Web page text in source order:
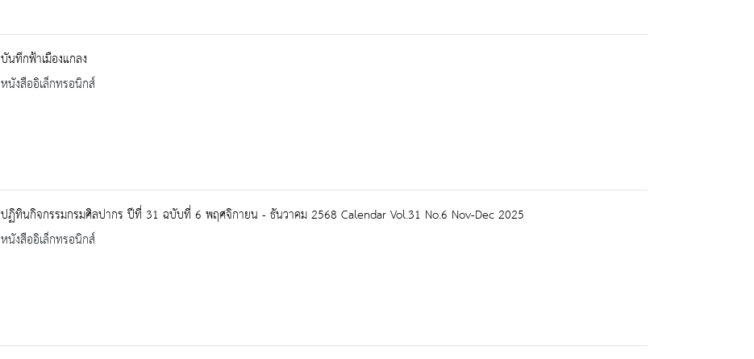
บันทึกฟ้าเมืองแกลง
หนังสืออิเล็กทรอนิกส์
ปฏิทินกิจกรรมกรมศิลปากร ปีที่ 31 ฉบับที่ 6 พฤศจิกายน - ธันวาคม 2568 Calendar Vol.31 No.6 Nov-Dec 2025
หนังสืออิเล็กทรอนิกส์